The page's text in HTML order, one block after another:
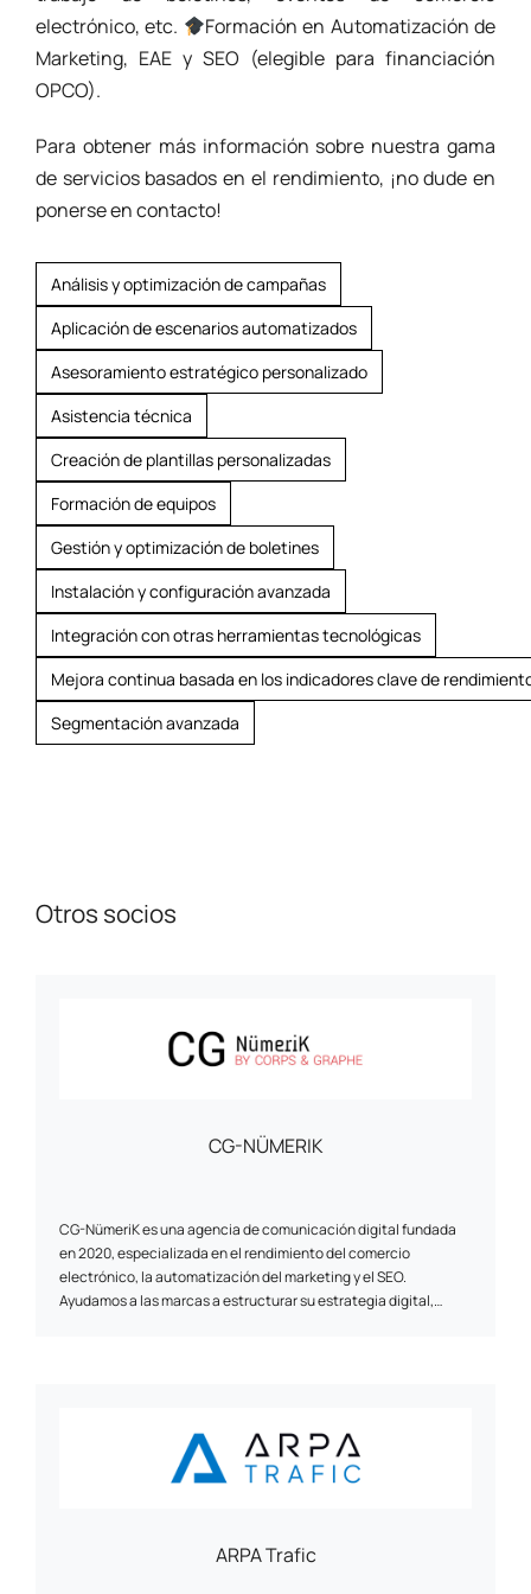
electrónico, etc.
Formación en Automatización de
Marketing, EAE y SEO (elegible para financiación
OPCO).
Para obtener más información sobre nuestra gama
de servicios basados en el rendimiento, ¡no dude en
ponerse en contacto!
Análisis y optimización de campañas
Aplicación de escenarios automatizados
Asesoramiento estratégico personalizado
Asistencia técnica
Creación de plantillas personalizadas
Formación de equipos
Gestión y optimización de boletines
Instalación y configuración avanzada
Integración con otras herramientas tecnológicas
Mejora continua basada en los indicadores clave de
Segmentación avanzada
Otros socios
CG-NÜMERIK
CG-NümeriK es una agencia de comunicación digital fundada
en 2020, especializada en el rendimiento del comercio
electrónico, la automatización del marketing y el SEO.
Ayudamos a las marcas a estructurar su estrategia digital,
sede entre la región parisina y La Rochelle, la agencia trabaja
con e-comerciantes de todos los tamaños, haciendo especial
hincapié en las relaciones humanas, la agilidad y la fiabilidad de
ARPA Trafic